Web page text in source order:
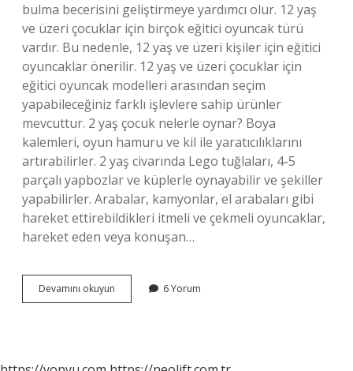
bulma becerisini geliştirmeye yardımcı olur. 12 yaş
ve üzeri çocuklar için birçok eğitici oyuncak türü
vardır. Bu nedenle, 12 yaş ve üzeri kişiler için eğitici
oyuncaklar önerilir. 12 yaş ve üzeri çocuklar için
eğitici oyuncak modelleri arasından seçim
yapabileceğiniz farklı işlevlere sahip ürünler
mevcuttur. 2 yaş çocuk nelerle oynar? Boya
kalemleri, oyun hamuru ve kil ile yaratıcılıklarını
artırabilirler. 2 yaş civarında Lego tuğlaları, 4-5
parçalı yapbozlar ve küplerle oynayabilir ve şekiller
yapabilirler. Arabalar, kamyonlar, el arabaları gibi
hareket ettirebildikleri itmeli ve çekmeli oyuncaklar,
hareket eden veya konuşan…
Devamını okuyun
Çocuk
6 Yorum